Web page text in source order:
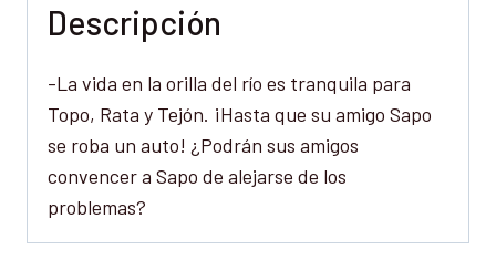
Descripción
-La vida en la orilla del río es tranquila para
Topo, Rata y Tejón. ¡Hasta que su amigo Sapo
se roba un auto! ¿Podrán sus amigos
convencer a Sapo de alejarse de los
problemas?